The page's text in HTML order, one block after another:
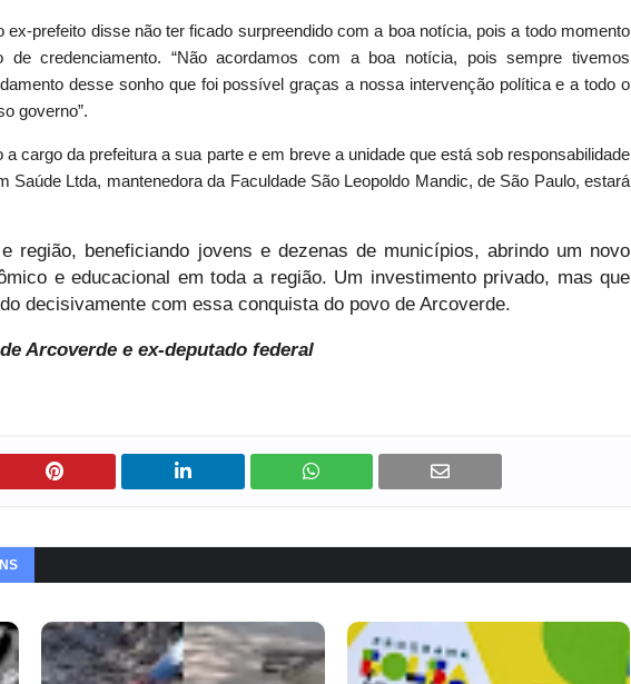
ex-prefeito disse não ter ficado surpreendido com a boa notícia, pois a todo momento
de credenciamento. “Não acordamos com a boa notícia, pois sempre tivemos
desse sonho que foi possível graças a nossa intervenção política e a todo o
governo”.
cargo da prefeitura a sua parte e em breve a unidade que está sob responsabilidade
Saúde Ltda, mantenedora da Faculdade São Leopoldo Mandic, de São Paulo, estará
região, beneficiando jovens e dezenas de municípios, abrindo um novo
e educacional em toda a região. Um investimento privado, mas que
decisivamente com essa conquista do povo de Arcoverde.
Arcoverde e ex-deputado federal